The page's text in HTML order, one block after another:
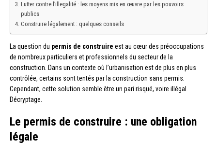
Lutter contre l’illegalité : les moyens mis en œuvre par les pouvoirs
publics
Construire légalement : quelques conseils
La question du permis de construire est au cœur des préoccupations
de nombreux particuliers et professionnels du secteur de la
construction. Dans un contexte où l’urbanisation est de plus en plus
contrôlée, certains sont tentés par la construction sans permis.
Cependant, cette solution semble être un pari risqué, voire illégal.
Décryptage.
Le permis de construire : une obligation
légale